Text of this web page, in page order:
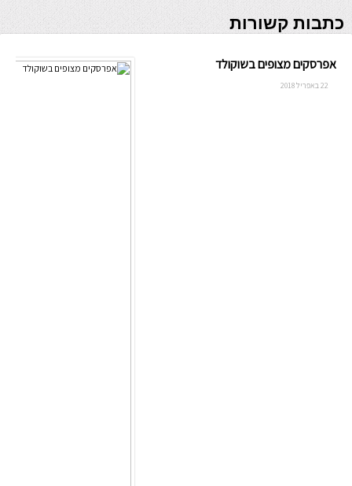
כתבות קשורות
אפרסקים מצופים בשוקולד
22 באפריל 2018